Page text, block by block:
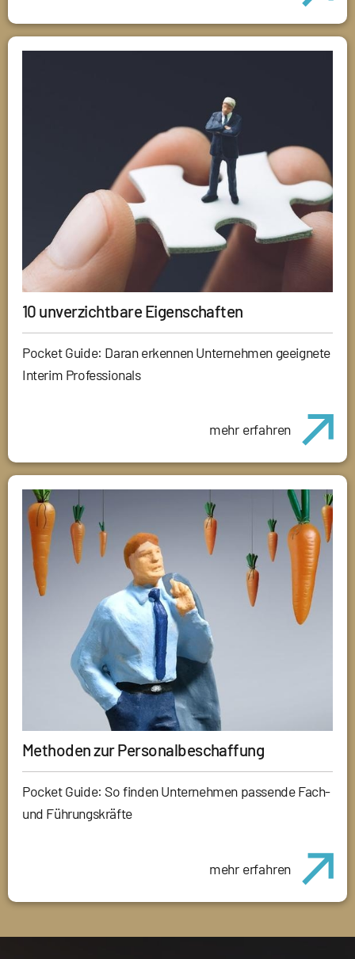
10 unverzichtbare Eigenschaften
Pocket Guide: Daran erkennen Unternehmen geeignete
Interim Professionals
mehr erfahren
Methoden zur Personalbeschaffung
Pocket Guide: So finden Unternehmen passende Fach-
und Führungskräfte
mehr erfahren